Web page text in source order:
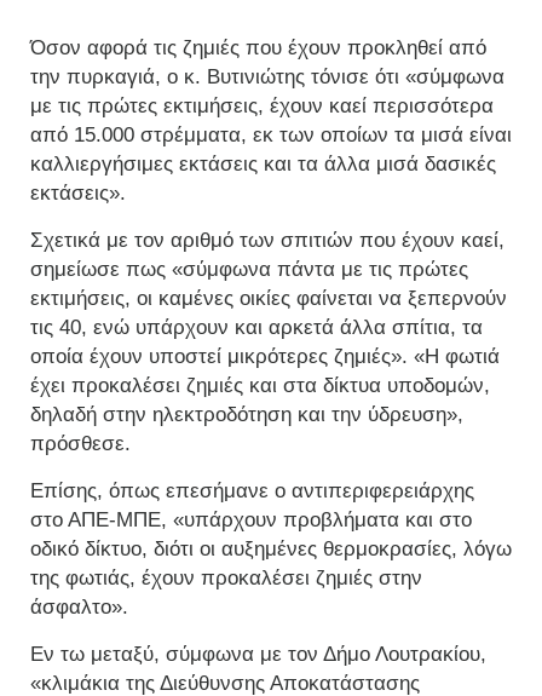
Όσον αφορά τις ζημιές που έχουν προκληθεί από
την πυρκαγιά, ο κ. Βυτινιώτης τόνισε ότι «σύμφωνα
με τις πρώτες εκτιμήσεις, έχουν καεί περισσότερα
από 15.000 στρέμματα, εκ των οποίων τα μισά είναι
καλλιεργήσιμες εκτάσεις και τα άλλα μισά δασικές
εκτάσεις».
Σχετικά με τον αριθμό των σπιτιών που έχουν καεί,
σημείωσε πως «σύμφωνα πάντα με τις πρώτες
εκτιμήσεις, οι καμένες οικίες φαίνεται να ξεπερνούν
τις 40, ενώ υπάρχουν και αρκετά άλλα σπίτια, τα
οποία έχουν υποστεί μικρότερες ζημιές». «Η φωτιά
έχει προκαλέσει ζημιές και στα δίκτυα υποδομών,
δηλαδή στην ηλεκτροδότηση και την ύδρευση»,
πρόσθεσε.
Επίσης, όπως επεσήμανε ο αντιπεριφερειάρχης
στο ΑΠΕ-ΜΠΕ, «υπάρχουν προβλήματα και στο
οδικό δίκτυο, διότι οι αυξημένες θερμοκρασίες, λόγω
της φωτιάς, έχουν προκαλέσει ζημιές στην
άσφαλτο».
Εν τω μεταξύ, σύμφωνα με τον Δήμο Λουτρακίου,
«κλιμάκια της Διεύθυνσης Αποκατάστασης